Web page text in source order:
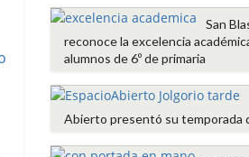
San
reconoce la excelencia
alumnos de 6º de primaria
Abierto presentó su temporada